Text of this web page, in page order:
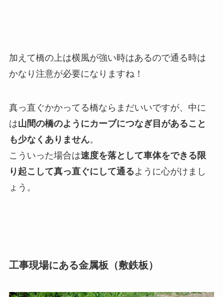
加えて橋の上は横風が強い時はあるので通る時は
かなり注意が必要になりますね！
真っ直ぐかかってる橋ならまだいいですが、中に
は山間の橋のようにカーブにつなぎ目があること
も少なくありません。
こういった場合は速度を落として車体をできる限
り起こして真っ直ぐにして通るように心がけまし
ょう。
工事現場にある金属板（敷鉄板）